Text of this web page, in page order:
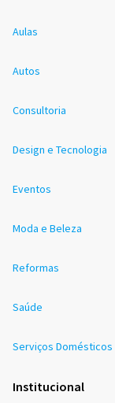
Aulas
Autos
Consultoria
Design e Tecnologia
Eventos
Moda e Beleza
Reformas
Saúde
Serviços Domésticos
Institucional